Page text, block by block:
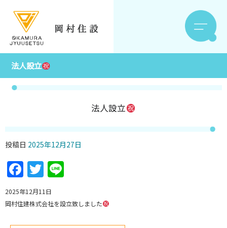
法人設立
法人設立
投稿日 2025年12月27日
Facebook
Twitter
2025年12月11日
岡村住建株式会社を設立致しました